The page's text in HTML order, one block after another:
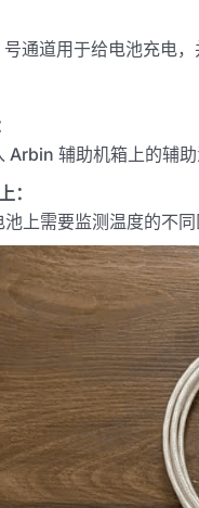
通道用于给电池充电
Arbin 辅助机箱上的辅助
：
上需要监测温度的不